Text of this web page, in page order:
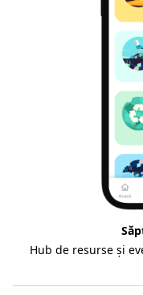
Hub de resurse și